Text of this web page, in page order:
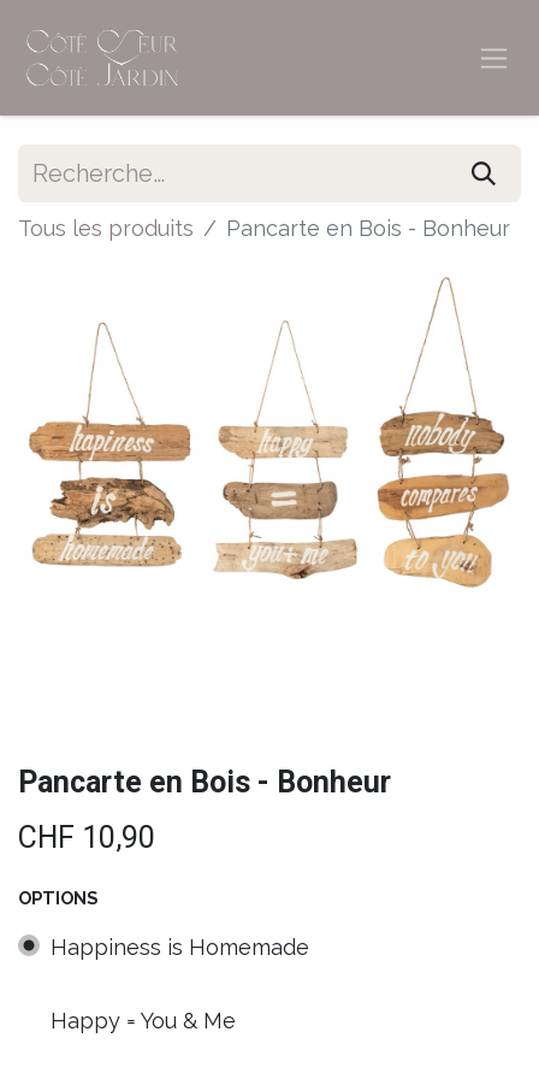
Tous les produits Pancarte en Bois - Bonheur
Pancarte en Bois - Bonheur
CHF 10,90
OPTIONS
Happiness is Homemade
Happy = You & Me